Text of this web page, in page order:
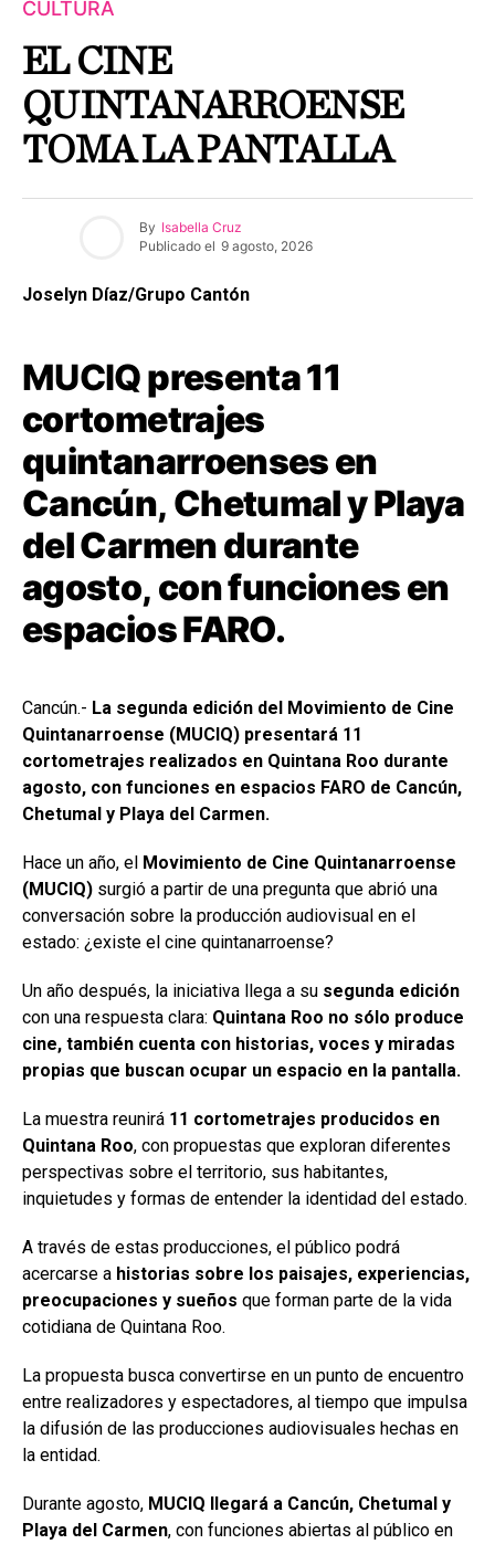
CULTURA
EL CINE
QUINTANARROENSE
TOMA LA PANTALLA
By Isabella Cruz
Publicado el 9 agosto, 2026
Joselyn Díaz/Grupo Cantón
MUCIQpresenta 11
cortometrajes
quintanarroenses en
Cancún, Chetumal y Playa
del Carmen durante
agosto, con funciones en
espacios FARO.
Cancún.- La segunda edición del Movimiento de Cine
Quintanarroense (MUCIQ) presentará 11
cortometrajes realizados en Quintana Roo durante
agosto, con funciones en espacios FARO de Cancún,
Chetumal y Playa del Carmen.
Hace un año, el Movimiento de Cine Quintanarroense
(MUCIQ) surgió a partir de una pregunta que abrió una
conversación sobre la producción audiovisual en el
estado: ¿existe el cine quintanarroense?
Un año después, la iniciativa llega a su segunda edición
con una respuesta clara: Quintana Roo no sólo produce
cine, también cuenta con historias, voces y miradas
propias que buscan ocupar un espacio en la pantalla.
La muestra reunirá 11 cortometrajes producidos en
Quintana Roo, con propuestas que exploran diferentes
perspectivas sobre el territorio, sus habitantes,
inquietudes y formas de entender la identidad del estado.
A través de estas producciones, el público podrá
acercarse a historias sobre los paisajes, experiencias,
preocupaciones y sueños que forman parte de la vida
cotidiana de Quintana Roo.
La propuesta busca convertirse en un punto de encuentro
entre realizadores y espectadores, al tiempo que impulsa
la difusión de las producciones audiovisuales hechas en
la entidad.
Durante agosto, MUCIQ llegará a Cancún, Chetumal y
Playa del Carmen, con funciones abiertas al público en